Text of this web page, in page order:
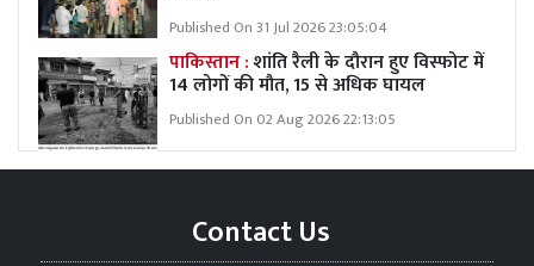
Published On 31 Jul 2026 23:05:04
पाकिस्तान :शांति रैली के दौरान हुए विस्फोट में
14 लोगों की मौत, 15 से अधिक घायल
Published On 02 Aug 2026 22:13:05
Contact Us